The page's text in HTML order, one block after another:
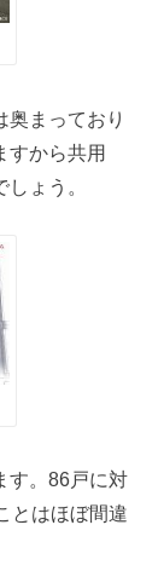
奥まっており
すから共用
ょう。
す。86戸に対
とはほぼ間違